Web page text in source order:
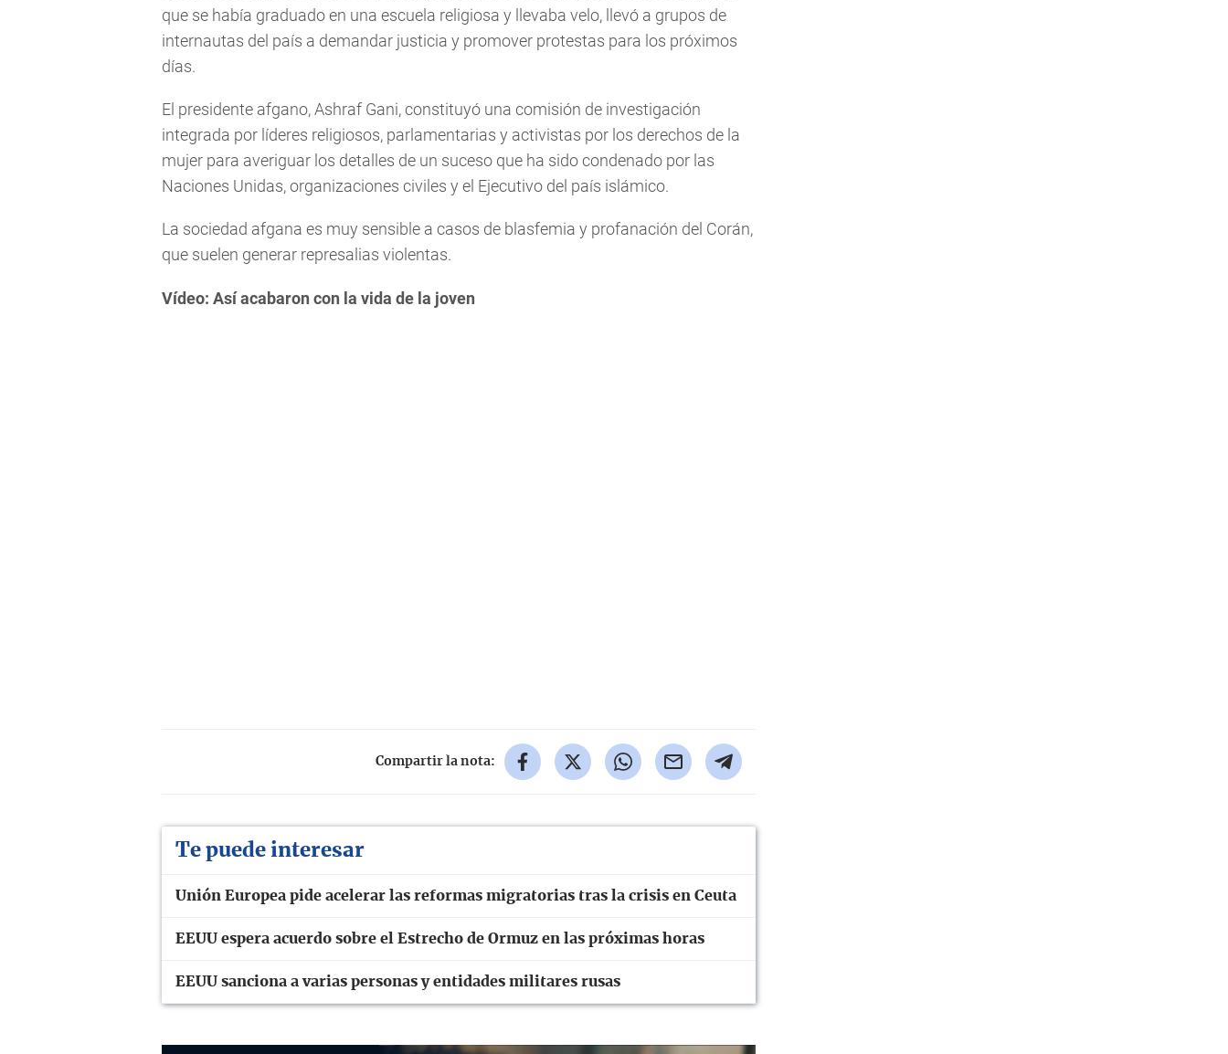
que se había graduado en una escuela religiosa y llevaba velo, llevó a grupos de
internautas del país a demandar justicia y promover protestas para los próximos
días.
El presidente afgano, Ashraf Gani, constituyó una comisión de investigación
integrada por líderes religiosos, parlamentarias y activistas por los derechos de la
mujer para averiguar los detalles de un suceso que ha sido condenado por las
Naciones Unidas, organizaciones civiles y el Ejecutivo del país islámico.
La sociedad afgana es muy sensible a casos de blasfemia y profanación del Corán,
que suelen generar represalias violentas.
Vídeo: Así acabaron con la vida de la joven
Compartir la nota:
Te puede interesar
Unión Europea pide acelerar las reformas migratorias tras la crisis en Ceuta
EEUU espera acuerdo sobre el Estrecho de Ormuz en las próximas horas
EEUU sanciona a varias personas y entidades militares rusas